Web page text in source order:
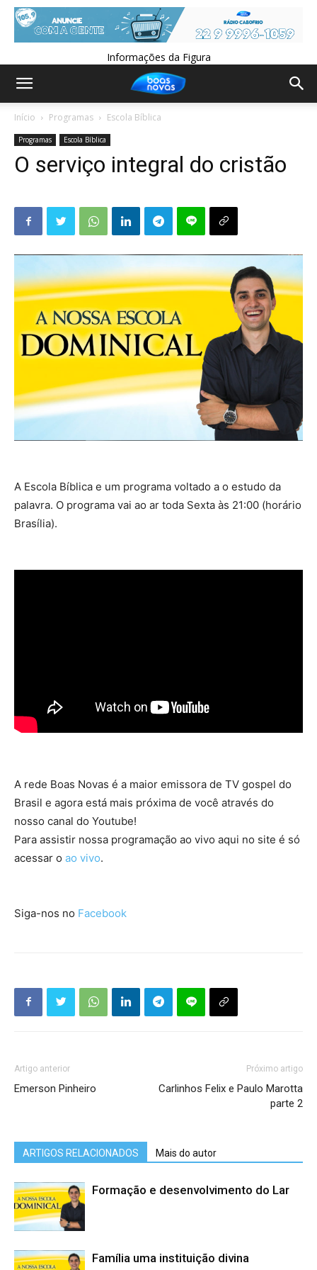
Informações da Figura
Início Programas Escola Bíblica
Programas Escola Bíblica
O serviço integral do cristão
A Escola Bíblica e um programa voltado a o estudo da
palavra. O programa vai ao ar toda Sexta às 21:00 (horário
Brasília).
A rede Boas Novas é a maior emissora de TV gospel do
Brasil e agora está mais próxima de você através do
nosso canal do Youtube!
Para assistir nossa programação ao vivo aqui no site é só
acessar o ao vivo.
Siga-nos no Facebook
Artigo anterior
Emerson Pinheiro
Próximo artigo
Carlinhos Felix e Paulo Marotta
parte 2
ARTIGOS RELACIONADOS Mais do autor
Formação e desenvolvimento do Lar
Família uma instituição divina